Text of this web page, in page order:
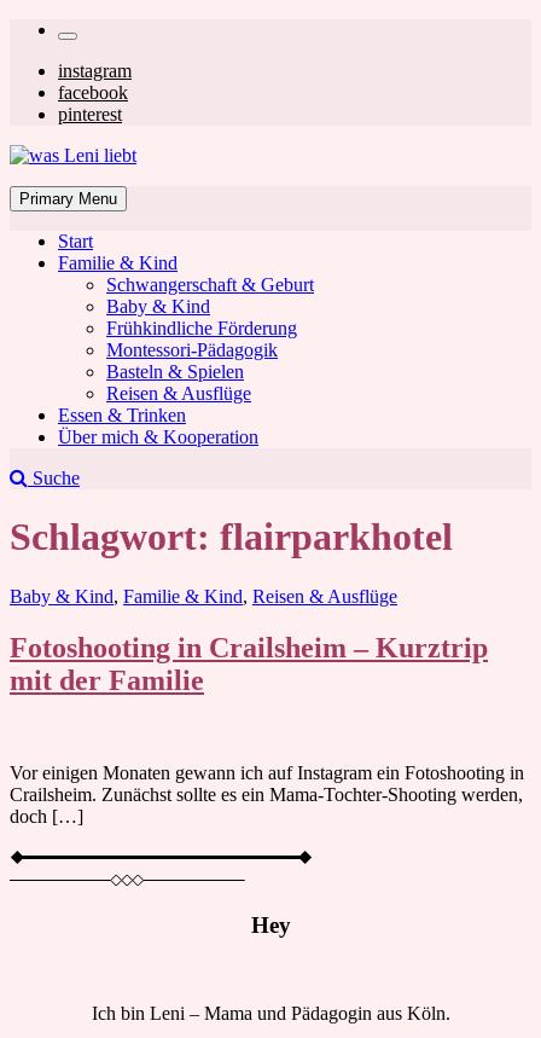
Skip
content
Secondary
left
navigation
Secondary
right
navigation
instagram
facebook
pinterest
was Leni liebt
Mom & Lifestyle Blog
Primary Menu
Start
Familie & Kind
Schwangerschaft & Geburt
Baby & Kind
Frühkindliche Förderung
Montessori-Pädagogik
Basteln & Spielen
Reisen & Ausflüge
Essen & Trinken
Über mich & Kooperation
Suche
Schlagwort: flairparkhotel
Blog
Baby & Kind, Familie & Kind, Reisen & Ausflüge
Fotoshooting in Crailsheim – Kurztrip
mit der Familie
Vor einigen Monaten gewann ich auf Instagram ein Fotoshooting in
Crailsheim. Zunächst sollte es ein Mama-Tochter-Shooting werden,
doch […]
Hey
Ich bin Leni – Mama und Pädagogin aus Köln.